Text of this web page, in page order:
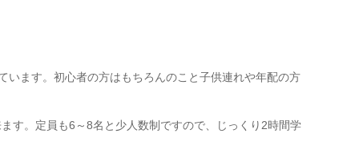
ます。初心者の方はもちろんのこと子供連れや年配の方
す。定員も6～8名と少人数制ですので、じっくり2時間学